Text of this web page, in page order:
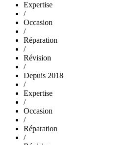
Expertise
/
Occasion
/
Réparation
/
Révision
/
Depuis 2018
/
Expertise
/
Occasion
/
Réparation
/